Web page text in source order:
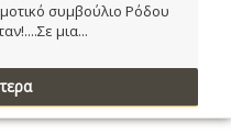
συμβούλιο Ρόδου
μια...